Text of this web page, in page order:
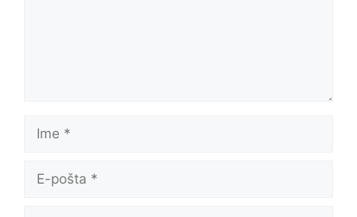
Ime
pošta